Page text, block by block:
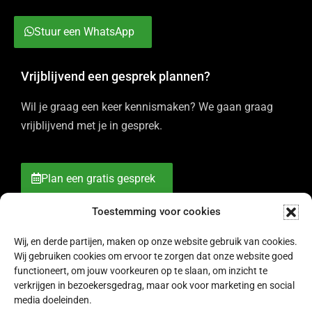
Toestemming voor cookies
Wij, en derde partijen, maken op onze website gebruik van cookies.
Wij gebruiken cookies om ervoor te zorgen dat onze website goed
functioneert, om jouw voorkeuren op te slaan, om inzicht te
verkrijgen in bezoekersgedrag, maar ook voor marketing en social
media doeleinden.
Stuur een WhatsApp
Vrijblijvend een gesprek plannen?
Wil je graag een keer kennismaken? We gaan graag
vrijblijvend met je in gesprek.
Plan een gratis gesprek